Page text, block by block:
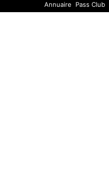
Annuaire
Pass Club